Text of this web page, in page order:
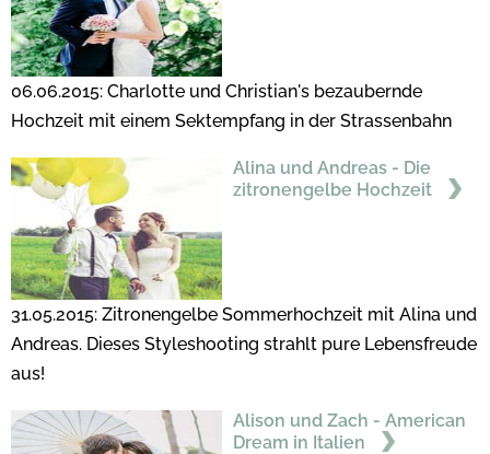
06.06.2015: Charlotte und Christian's bezaubernde
Hochzeit mit einem Sektempfang in der Strassenbahn
Alina und Andreas - Die
zitronengelbe Hochzeit
31.05.2015: Zitronengelbe Sommerhochzeit mit Alina und
Andreas. Dieses Styleshooting strahlt pure Lebensfreude
aus!
Alison und Zach - American
Dream in Italien